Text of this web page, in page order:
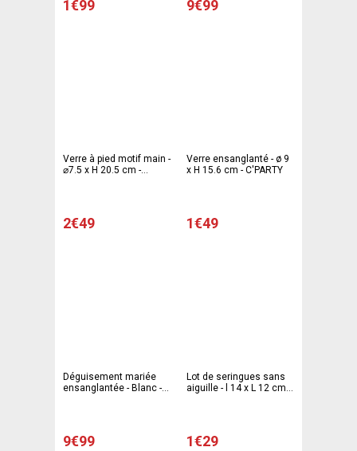
1€99 9€99
Verre à pied motif main -
⌀7.5 x H 20.5 cm -
2€49
Verre ensanglanté - ø 9
x H 15.6 cm - C'PARTY
1€49
Déguisement mariée
ensanglantée - Blanc -
9€99
Lot de seringues sans
aiguille - l 14 x L 12 cm -
1€29